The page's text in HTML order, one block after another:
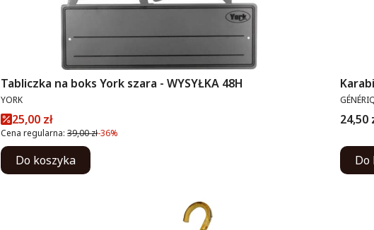
Tabliczka na boks York szara - WYSYŁKA 48H
PRODUCENT
YORK
Cena promocyjna
25,00 zł
Cena regularna: 39,00 zł-36%
Do koszyka
Cena
24,50
Do